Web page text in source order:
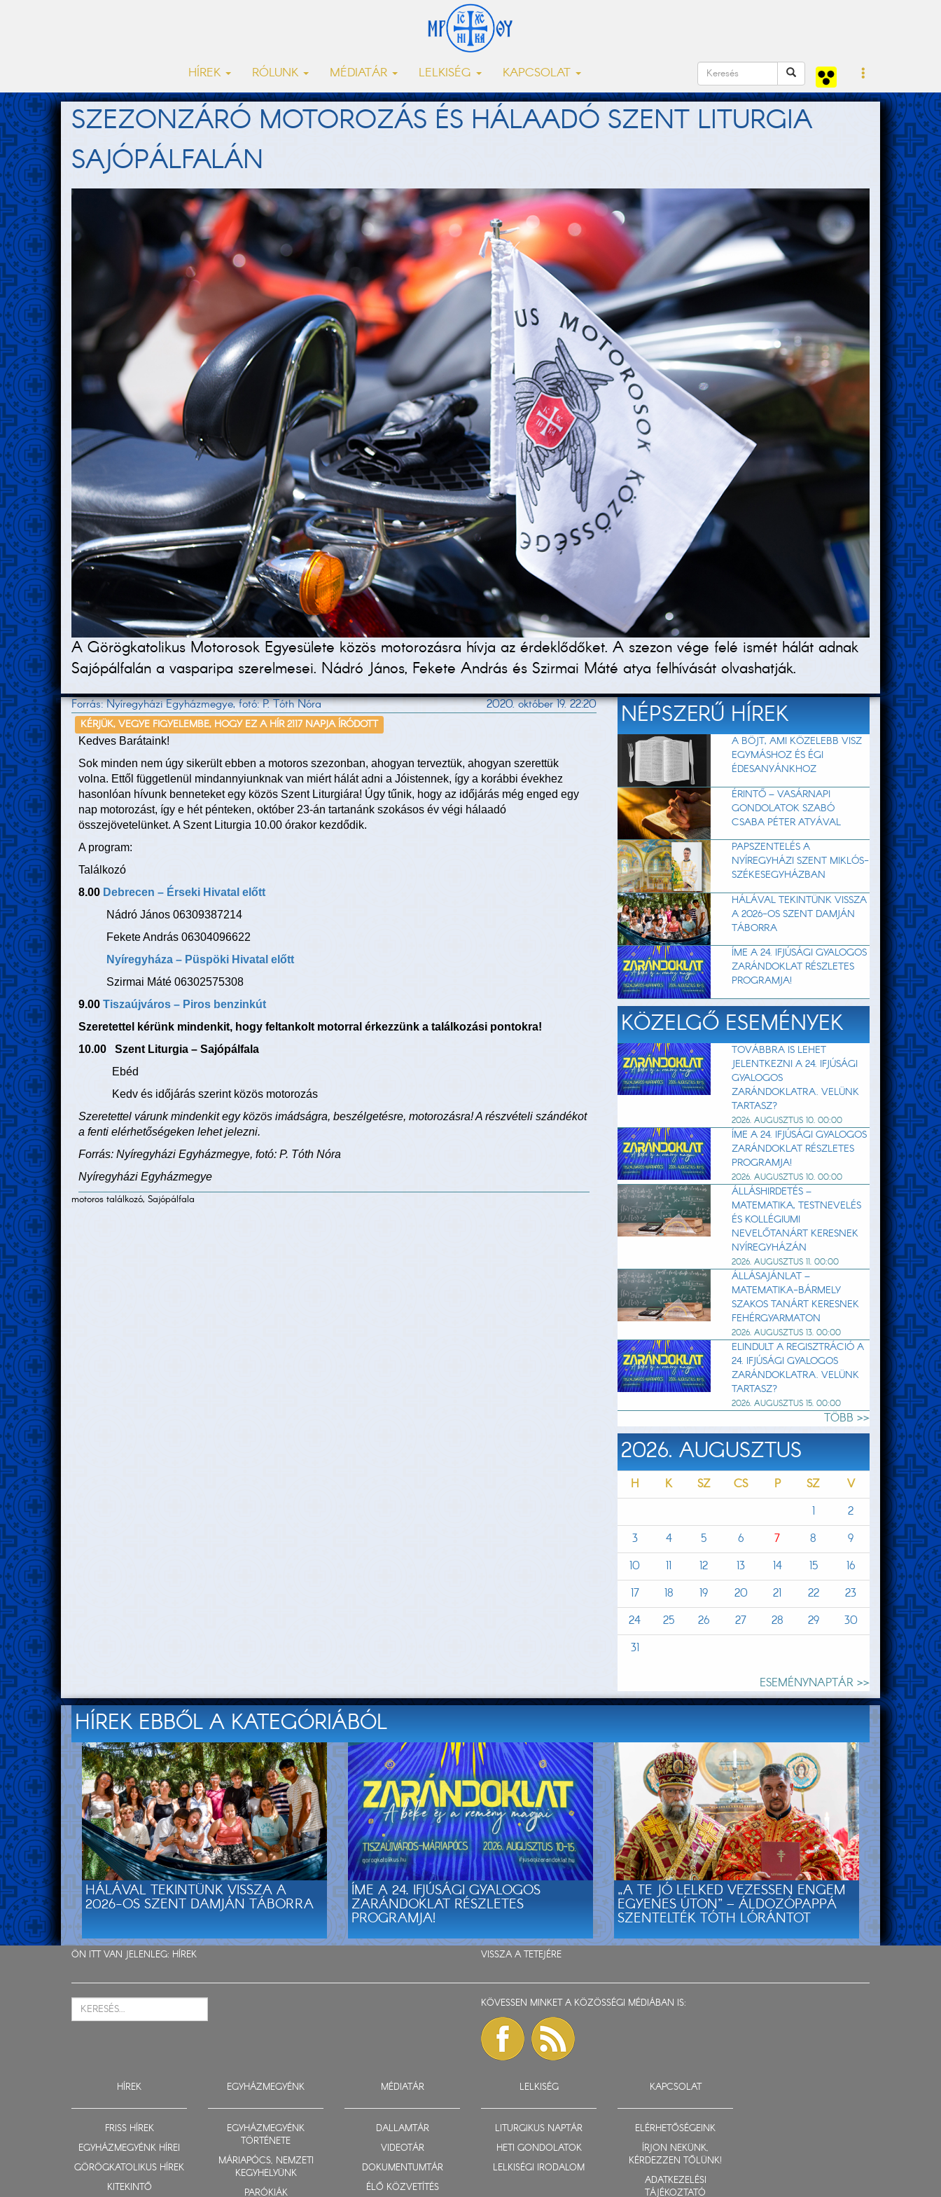
HÍREK RÓLUNK MÉDIATÁR LELKISÉG KAPCSOLAT
SZEZONZÁRÓ MOTOROZÁS ÉS HÁLAADÓ SZENT LITURGIA
SAJÓPÁLFALÁN
A Görögkatolikus Motorosok Egyesülete közös motorozásra hívja az érdeklődőket. A szezon vége felé ismét hálát adnak
Sajópálfalán a vasparipa szerelmesei. Nádró János, Fekete András és Szirmai Máté atya felhívását olvashatják.
Forrás: Nyíregyházi Egyházmegye, fotó: P. Tóth Nóra 2020. október 19. 22:20
KÉRJÜK, VEGYE FIGYELEMBE, HOGY EZ A HÍR 2117 NAPJA ÍRÓDOTT
Kedves Barátaink!
Sok minden nem úgy sikerült ebben a motoros szezonban, ahogyan terveztük, ahogyan szerettük
volna. Ettől függetlenül mindannyiunknak van miért hálát adni a Jóistennek, így a korábbi évekhez
hasonlóan hívunk benneteket egy közös Szent Liturgiára! Úgy tűnik, hogy az időjárás még enged egy
nap motorozást, így e hét pénteken, október 23-án tartanánk szokásos év végi hálaadó
összejövetelünket. A Szent Liturgia 10.00 órakor kezdődik.
A program:
Találkozó
8.00 Debrecen – Érseki Hivatal előtt
Nádró János 06309387214
Fekete András 06304096622
Nyíregyháza – Püspöki Hivatal előtt
Szirmai Máté 06302575308
9.00 Tiszaújváros – Piros benzinkút
Szeretettel kérünk mindenkit, hogy feltankolt motorral érkezzünk a találkozási pontokra!
10.00 Szent Liturgia – Sajópálfala
Ebéd
Kedv és időjárás szerint közös motorozás
Szeretettel várunk mindenkit egy közös imádságra, beszélgetésre, motorozásra! A részvételi szándékot
a fenti elérhetőségeken lehet jelezni.
Forrás: Nyíregyházi Egyházmegye, fotó: P. Tóth Nóra
Nyíregyházi Egyházmegye
motoros találkozó, Sajópálfala
NÉPSZERŰ HÍREK
A BÖJT, AMI KÖZELEBB VISZ
EGYMÁSHOZ ÉS ÉGI
ÉDESANYÁNKHOZ
ÉRINTŐ – VASÁRNAPI
GONDOLATOK SZABÓ
CSABA PÉTER ATYÁVAL
PAPSZENTELÉS A
NYÍREGYHÁZI SZENT MIKLÓS-
SZÉKESEGYHÁZBAN
HÁLÁVAL TEKINTÜNK VISSZA
A 2026-OS SZENT DAMJÁN
TÁBORRA
ÍME A 24. IFJÚSÁGI GYALOGOS
ZARÁNDOKLAT RÉSZLETES
PROGRAMJA!
KÖZELGŐ ESEMÉNYEK
TOVÁBBRA IS LEHET
JELENTKEZNI A 24. IFJÚSÁGI
GYALOGOS
ZARÁNDOKLATRA. VELÜNK
TARTASZ?
2026. AUGUSZTUS 10. 00:00
ÍME A 24. IFJÚSÁGI GYALOGOS
ZARÁNDOKLAT RÉSZLETES
PROGRAMJA!
2026. AUGUSZTUS 10. 00:00
ÁLLÁSHIRDETÉS –
MATEMATIKA, TESTNEVELÉS
ÉS KOLLÉGIUMI
NEVELŐTANÁRT KERESNEK
NYÍREGYHÁZÁN
2026. AUGUSZTUS 11. 00:00
ÁLLÁSAJÁNLAT –
MATEMATIKA-BÁRMELY
SZAKOS TANÁRT KERESNEK
FEHÉRGYARMATON
2026. AUGUSZTUS 13. 00:00
ELINDULT A REGISZTRÁCIÓ A
24. IFJÚSÁGI GYALOGOS
ZARÁNDOKLATRA. VELÜNK
TARTASZ?
2026. AUGUSZTUS 15. 00:00
TÖBB >>
2026. AUGUSZTUS
H K SZ CS P SZ
V
1
2
3
4 5 6 7 8
9
10
11 12 13 14 15
16
17
18 19 20 21 22
23
24
25 26 27 28 29
30
31
ESEMÉNYNAPTÁR >>
HÍREK EBBŐL A KATEGÓRIÁBÓL
HÁLÁVAL TEKINTÜNK VISSZA A
2026-OS SZENT DAMJÁN TÁBORRA
ÍME A 24. IFJÚSÁGI GYALOGOS
ZARÁNDOKLAT RÉSZLETES
PROGRAMJA!
„A TE JÓ LELKED VEZESSEN ENGEM
EGYENES ÚTON” – ÁLDOZÓPAPPÁ
SZENTELTÉK TÓTH LÓRÁNTOT
ÖN ITT VAN JELENLEG: HÍREK VISSZA A TETEJÉRE
KÖVESSEN MINKET A KÖZÖSSÉGI MÉDIÁBAN IS:
HÍREK
FRISS HÍREK
EGYHÁZMEGYÉNK HÍREI
GÖRÖGKATOLIKUS HÍREK
KITEKINTŐ
EGYHÁZMEGYÉNK
EGYHÁZMEGYÉNK
TÖRTÉNETE
MÁRIAPÓCS, NEMZETI
KEGYHELYÜNK
PARÓKIÁK
MÉDIATÁR
DALLAMTÁR
VIDEOTÁR
DOKUMENTUMTÁR
ÉLŐ KÖZVETÍTÉS
LELKISÉG
LITURGIKUS NAPTÁR
HETI GONDOLATOK
LELKISÉGI IRODALOM
KAPCSOLAT
ELÉRHETŐSÉGEINK
ÍRJON NEKÜNK,
KÉRDEZZEN TŐLÜNK!
ADATKEZELÉSI
TÁJÉKOZTATÓ